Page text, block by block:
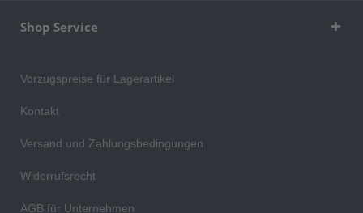
Shop Service
Vorzugspreise für Lagerartikel
Kontakt
Versand und Zahlungsbedingungen
Widerrufsrecht
AGB für Unternehmen